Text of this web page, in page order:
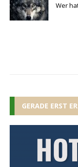
Wer
GERADE ERST